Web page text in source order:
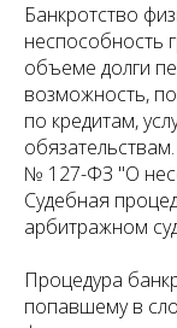
Банкротство
неспособность
объеме долги
возможность,
по кредитам,
№ 127-ФЗ "О
Судебная
арбитражном
Процедура
попавшему в